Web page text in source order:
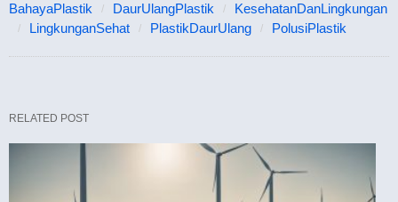
BahayaPlastik DaurUlangPlastik
KesehatanDanLingkungan
LingkunganSehat
PlastikDaurUlang PolusiPlastik
RELATED POST